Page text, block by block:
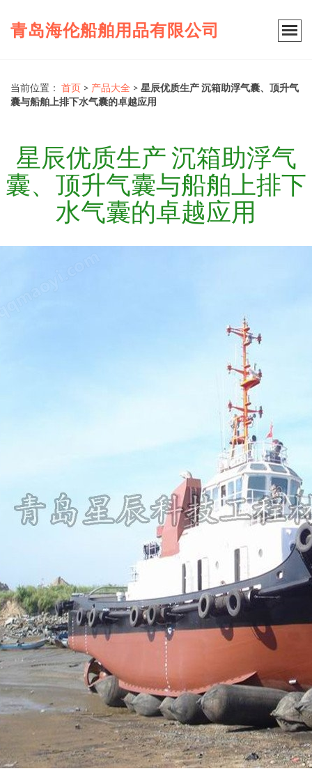
青岛海伦船舶用品有限公司
当前位置： 首页 > 产品大全 > 星辰优质生产 沉箱助浮气囊、顶升气
囊与船舶上排下水气囊的卓越应用
星辰优质生产 沉箱助浮气
囊、顶升气囊与船舶上排下
水气囊的卓越应用